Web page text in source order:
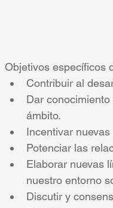
Objetivos específicos
Contribuir al
Dar
ámbito.
Incentivar
Potenciar las
Elaborar nuevas
nuestro entorno
Discutir y